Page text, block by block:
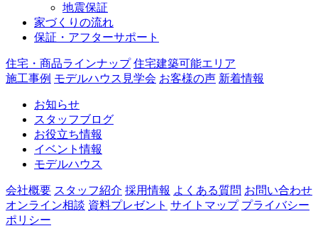
地震保証
家づくりの流れ
保証・アフターサポート
住宅・商品ラインナップ 住宅建築可能エリア
施工事例 モデルハウス見学会 お客様の声 新着情報
お知らせ
スタッフブログ
お役立ち情報
イベント情報
モデルハウス
会社概要 スタッフ紹介 採用情報 よくある質問 お問い合わせ
オンライン相談 資料プレゼント サイトマップ プライバシー
ポリシー